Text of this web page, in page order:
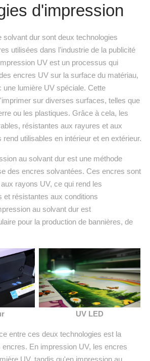
d'impression
solvant dur sont deux technologies
utilisées dans l'industrie de la publicité
UV est un processus qui
encres UV sur la surface du matériau,
une lumière UV spéciale. Cette
sur diverses surfaces, telles que
ou les plastiques. Grâce à cela, les
résistantes aux rayures et aux
utilisables en intérieur et en extérieur.
au solvant dur est une méthode
des encres solvantées. Ces encres sont
rayons UV, ce qui rend les
et résistantes aux conditions
au solvant dur est
pour la production de bannières, de
UV LED
entre ces deux technologies est la
encres. En impression UV, les encres